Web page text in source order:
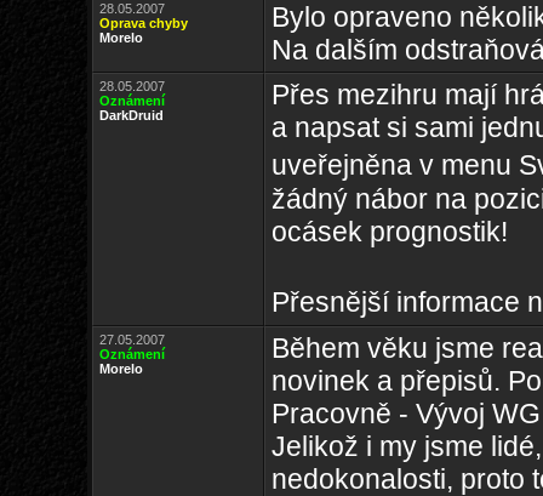
28.05.2007
Oprava chyby
Morelo
Bylo opraveno
Na dalším
28.05.2007
Oznámení
DarkDruid
Přes mezihru mají
a napsat si sami
uveřejněna v menu
žádný nábor na
ocásek prognostik!
Přesnější informace
27.05.2007
Oznámení
Morelo
Během věku jsme
novinek a přepisů.
Pracovně - Vývoj
Jelikož i my jsme
nedokonalosti, proto